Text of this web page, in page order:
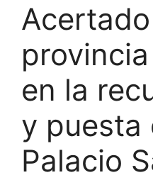
en la
y puesta
Palacio